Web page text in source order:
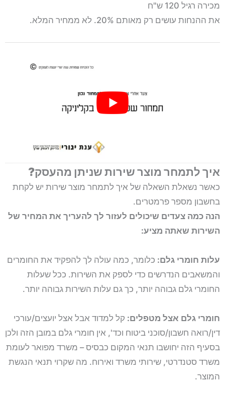
מכירה רגיל 120 ש"ח
את ההנחות עושים רק מאותם 20%. לא ממחיר המלא.
איך לתמחר מוצר שירות שניתן מהעסק?
כאשר נשאלת השאלה של איך לתמחר מוצר שירות יש לקחת
בחשבון מספר פרמטרים.
הנה כמה צעדים שיכולים לעזור לך להעריך את המחיר של
השירות שאתה מציע:
עלות חומרי גלם: כלומר, כמה עולה לך להפקיד את החומרים
והמשאבים הנדרשים כדי לספק את השירות. ככל שעלות
החומרי גלם גבוהה יותר, כך גם עלות השירות גבוהה יותר.
חומרי גלם אצל מטפלים: קל למדוד אבל אצל יועצים/עורכי
דין/רואה חשבון/סוכני ביטוח וכד', אין חומרי גלם במובן הזה ולכן
בסעיף הזה יחושבו תנאי המקום כבסיס – משרד מפואר לעומת
משרד סטנדרטי, שירותי משרד ואירוח. מה שקרוי תנאי הנגשת
המוצר.